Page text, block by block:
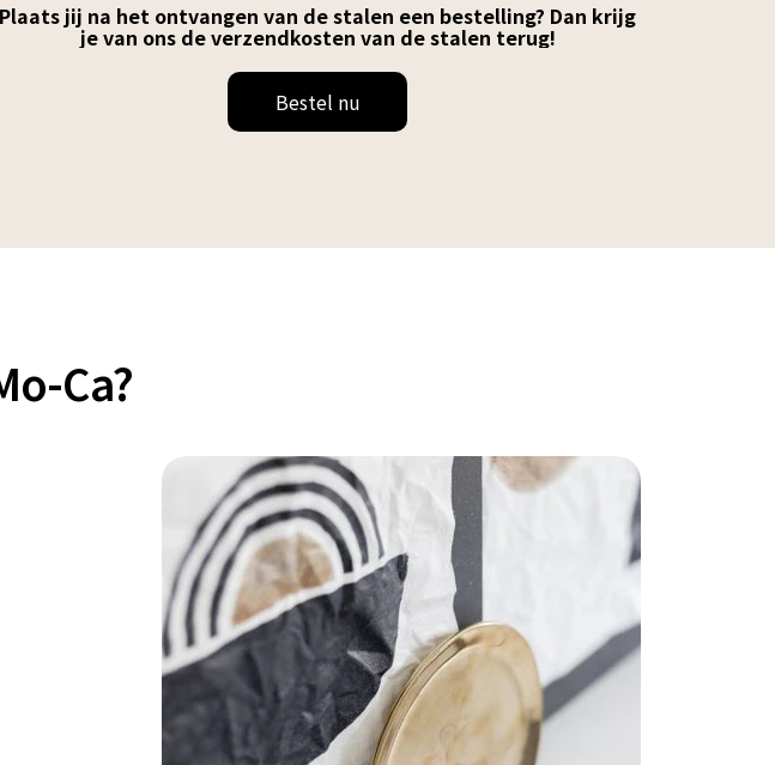
Plaats jij na het ontvangen van de stalen een bestelling? Dan krijg
je van ons de verzendkosten van de stalen terug!
Bestel nu
Ca?